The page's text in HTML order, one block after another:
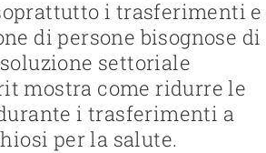
salute
demenza
di posizione
i trasferimenti e
di persone bisognose di
settoriale
mostra come ridurre le
i trasferimenti a
per la salute.